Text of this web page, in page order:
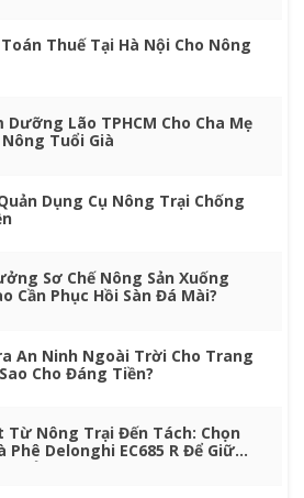
Thuế Tại Hà Nội Cho Nông
Lão TPHCM Cho Cha Mẹ
Tuổi Già
Dụng Cụ Nông Trại Chống
Sơ Chế Nông Sản Xuống
Cần Phục Hồi Sàn Đá Mài?
An Ninh Ngoài Trời Cho Trang
Cho Đáng Tiền?
Từ Nông Trại Đến Tách: Chọn
Phê Delonghi EC685 R Để Giữ
Sản